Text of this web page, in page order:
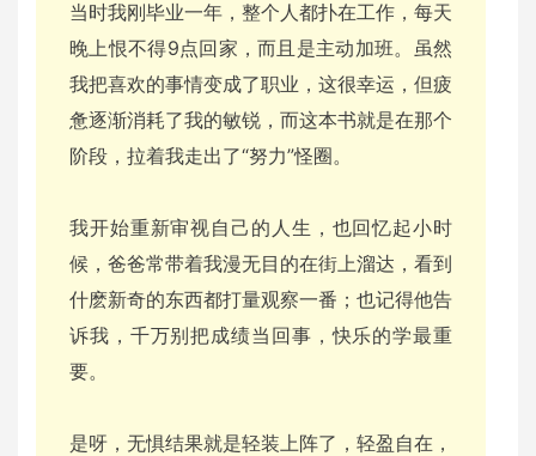
当时我刚毕业一年，整个人都扑在工作，每天
晚上恨不得9点回家，而且是主动加班。虽然
我把喜欢的事情变成了职业，这很幸运，但疲
惫逐渐消耗了我的敏锐，而这本书就是在那个
阶段，拉着我走出了“努力”怪圈。
我开始重新审视自己的人生，也回忆起小时
候，爸爸常带着我漫无目的在街上溜达，看到
什麽新奇的东西都打量观察一番；也记得他告
诉我，千万别把成绩当回事，快乐的学最重
要。
是呀，无惧结果就是轻装上阵了，轻盈自在，